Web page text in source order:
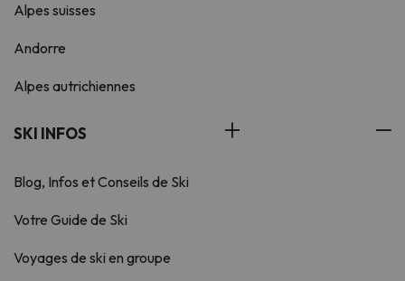
Alpes suisses
Andorre
Alpes autrichiennes
SKI INFOS
Blog, Infos et Conseils de Ski
Votre Guide de Ski
Voyages de ski en groupe